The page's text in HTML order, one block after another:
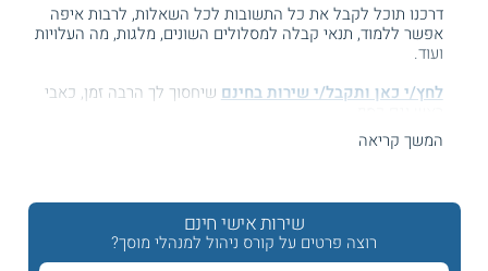
דרכנו תוכל לקבל את כל התשובות לכל השאלות, לרבות איפה
אפשר ללמוד, תנאי קבלה למסלולים השונים, מלגות, מה העלויות
ועוד.
לחץ/י כאן ותקבל/י שירות בחינם שיחסוך לך הרבה זמן, כאבי
המידע באתר הועיל ל87% מהגולשים.המשך קריאה
שירות אישי חינם
רוצה פרטים על קורס ניהול למנהלי מוסך?